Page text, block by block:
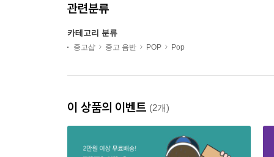
관련분류
카테고리 분류
중고샵 중고 음반 POP Pop
이 상품의 이벤트 (2개)